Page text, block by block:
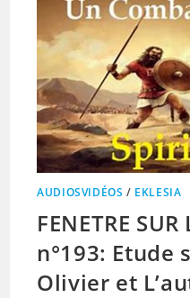
AUDIOSVIDÉOS / EKLESIA
FENETRE SUR
n°193: Etude
Olivier et